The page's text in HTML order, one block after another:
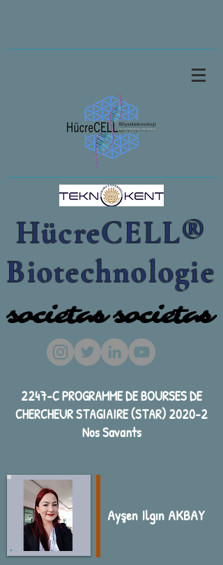
HücreCELL®
Biotechnologie
societas societas
societas societas
2247-C PROGRAMME DE BOURSES DE
CHERCHEUR STAGIAIRE (STAR) 2020-2
Nos Savants
Ayşen Ilgın AKBAY